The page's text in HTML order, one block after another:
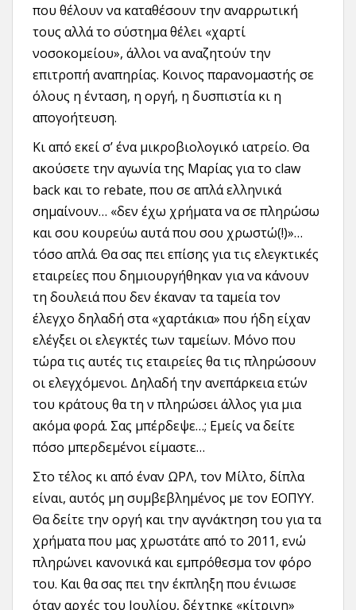
που θέλουν να καταθέσουν την αναρρωτική
τους αλλά το σύστημα θέλει «χαρτί
νοσοκομείου», άλλοι να αναζητούν την
επιτροπή αναπηρίας. Κοινος παρανομαστής σε
όλους η ένταση, η οργή, η δυσπιστία κι η
απογοήτευση.
Κι από εκεί σ’ ένα μικροβιολογικό ιατρείο. Θα
ακούσετε την αγωνία της Μαρίας για το claw
back και το rebate, που σε απλά ελληνικά
σημαίνουν… «δεν έχω χρήματα να σε πληρώσω
και σου κουρεύω αυτά που σου χρωστώ(!)»…
τόσο απλά. Θα σας πει επίσης για τις ελεγκτικές
εταιρείες που δημιουργήθηκαν για να κάνουν
τη δουλειά που δεν έκαναν τα ταμεία τον
έλεγχο δηλαδή στα «χαρτάκια» που ήδη είχαν
ελέγξει οι ελεγκτές των ταμείων. Μόνο που
τώρα τις αυτές τις εταιρείες θα τις πληρώσουν
οι ελεγχόμενοι. Δηλαδή την ανεπάρκεια ετών
του κράτους θα τη ν πληρώσει άλλος για μια
ακόμα φορά. Σας μπέρδεψε…; Εμείς να δείτε
πόσο μπερδεμένοι είμαστε…
Στο τέλος κι από έναν ΩΡΛ, τον Μίλτο, δίπλα
είναι, αυτός μη συμβεβλημένος με τον ΕΟΠΥΥ.
Θα δείτε την οργή και την αγνάκτηση του για τα
χρήματα που μας χρωστάτε από το 2011, ενώ
πληρώνει κανονικά και εμπρόθεσμα τον φόρο
του. Και θα σας πει την έκπληξη που ένιωσε
όταν αρχές του Ιουλίου, δέχτηκε «κίτρινη»